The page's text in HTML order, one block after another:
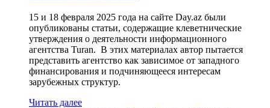
15 и 18 февраля 2025 года на сайте Day.az были
опубликованы статьи, содержащие клеветнические
утверждения о деятельности информационного
агентства Turan. В этих материалах автор пытается
представить агентство как зависимое от западного
финансирования и подчиняющееся интересам
зарубежных структур.
Читать далее